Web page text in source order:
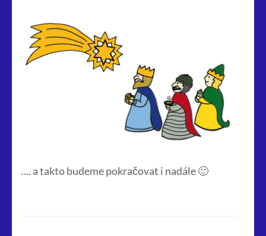
…. a takto budeme pokračovat i nadále 🙂